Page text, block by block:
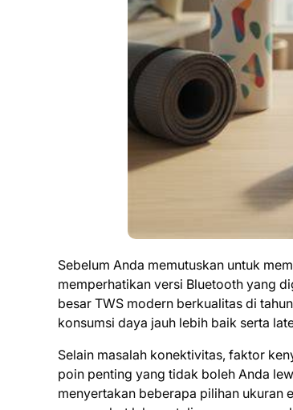
Sebelum Anda memutuskan untuk
memperhatikan versi Bluetooth yang
besar TWS modern berkualitas di
konsumsi daya jauh lebih baik serta
Selain masalah konektivitas, faktor
poin penting yang tidak boleh Anda
menyertakan beberapa pilihan ukuran